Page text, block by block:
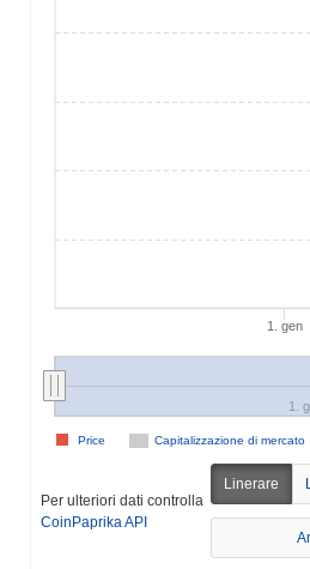
1. gen
Capitalizzazione di mercato
Price
1.
Per ulteriori dati controlla
CoinPaprika API
Linerare